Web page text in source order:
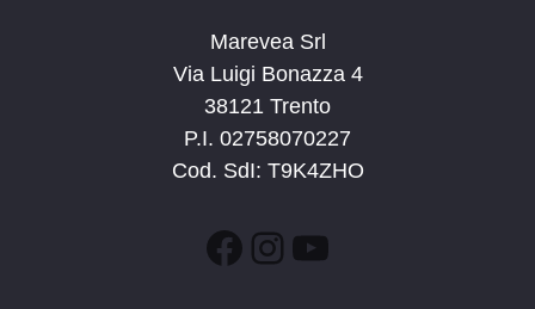
Marevea Srl
Via Luigi Bonazza 4
38121 Trento
P.I. 02758070227
Cod. SdI: T9K4ZHO
Facebook
Instagram
YouTube